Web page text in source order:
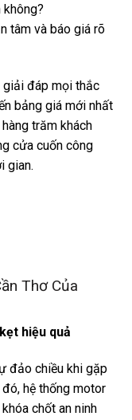
không?
tâm và báo giá rõ
đáp mọi thắc
bảng giá mới nhất
trăm khách
cửa cuốn công
gian.
Thơ Của
hiệu quả
đảo chiều khi gặp
hệ thống motor
chốt an ninh